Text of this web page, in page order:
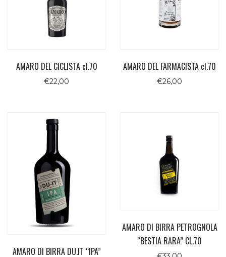
AMARO DEL CICLISTA cl.70
€22,00
AMARO DEL FARMACISTA cl.70
€26,00
AMARO DI BIRRA DU.IT “IPA”
AMARO DI BIRRA PETROGNOLA
“BESTIA RARA” CL.70